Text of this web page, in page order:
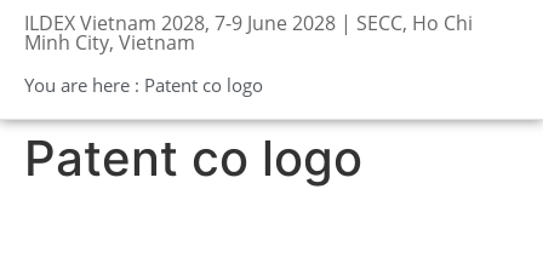
ILDEX Vietnam 2028, 7-9 June 2028 | SECC, Ho Chi
Minh City, Vietnam
You are here : Patent co logo
Patent co logo